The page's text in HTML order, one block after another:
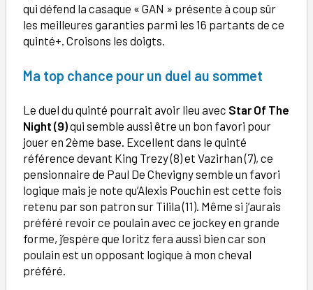
qui défend la casaque « GAN » présente à coup sûr
les meilleures garanties parmi les 16 partants de ce
quinté+. Croisons les doigts.
Ma top chance pour un duel au sommet
Le duel du quinté pourrait avoir lieu avec Star Of The
Night (9)qui semble aussi être un bon favori pour
jouer en 2ème base. Excellent dans le quinté
référence devant King Trezy (8) et Vazirhan (7), ce
pensionnaire de Paul De Chevigny semble un favori
logique mais je note qu’Alexis Pouchin est cette fois
retenu par son patron sur Tilila (11). Même si j’aurais
préféré revoir ce poulain avec ce jockey en grande
forme, j’espère que Ioritz fera aussi bien car son
poulain est un opposant logique à mon cheval
préféré.